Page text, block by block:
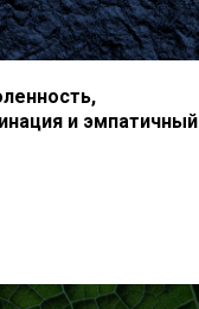
и эмпатичный